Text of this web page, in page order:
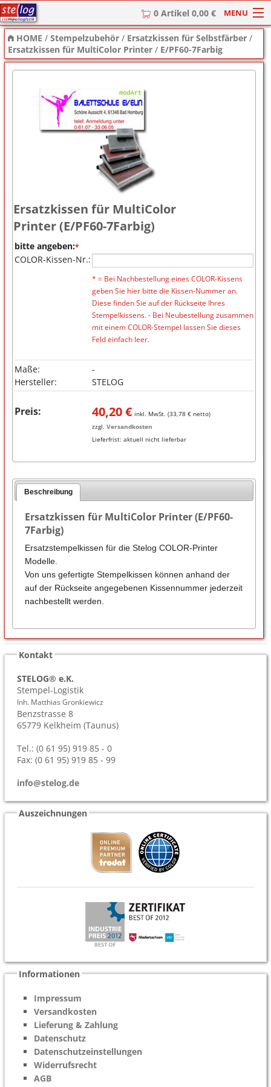
0 Artikel 0,00 € MENU
HOME
Stempel
Stempel-Textplatten
Stempelzubehör
HOME /Stempelzubehör / Ersatzkissen für Selbstfärber /
Ersatzkissen für MultiColor Printer / E/PF60-7Farbig
Ersatzkissen für MultiColor
Printer (E/PF60-7Farbig)
bitte angeben:*
COLOR-Kissen-Nr.:
* = Bei Nachbestellung eines COLOR-Kissens
geben Sie hier bitte die Kissen-Nummer an.
Diese finden Sie auf der Rückseite Ihres
Stempelkissens. - Bei Neubestellung zusammen
mit einem COLOR-Stempel lassen Sie dieses
Feld einfach leer.
Maße:
-
Hersteller:
STELOG
Preis: 40,20€ inkl. MwSt. (33,78€ netto)
zzgl. Versandkosten
Lieferfrist: aktuell nicht lieferbar
Beschreibung
Ersatzkissen für MultiColor Printer (E/PF60-
7Farbig)
Ersatzstempelkissen für die Stelog COLOR-Printer
Modelle.
Von uns gefertigte Stempelkissen können anhand der
auf der Rückseite angegebenen Kissennummer jederzeit
nachbestellt werden.
Kontakt
STELOG® e.K.
Stempel-Logistik
Inh. Matthias Gronkiewicz
Benzstrasse 8
65779 Kelkheim (Taunus)
Tel.: (0 61 95) 919 85 - 0
Fax: (0 61 95) 919 85 - 99
info@stelog.de
Auszeichnungen
Informationen
Impressum
Versandkosten
Lieferung & Zahlung
Datenschutz
Datenschutzeinstellungen
Widerrufsrecht
AGB